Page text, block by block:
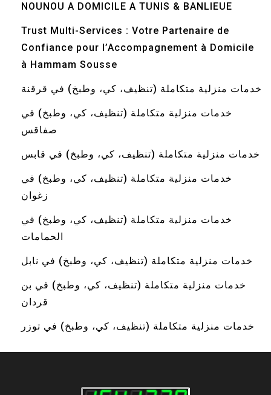
NOUNOU A DOMICILE A TUNIS & BANLIEUE
Trust Multi-Services : Votre Partenaire de
Confiance pour l’Accompagnement à Domicile
à Hammam Sousse
خدمات منزلية متكاملة (تنظيف، كي، وطبخ) في قرقنة
خدمات منزلية متكاملة (تنظيف، كي، وطبخ) في
صفاقس
خدمات منزلية متكاملة (تنظيف، كي، وطبخ) في قابس
خدمات منزلية متكاملة (تنظيف، كي، وطبخ) في
زغوان
خدمات منزلية متكاملة (تنظيف، كي، وطبخ) في
الحمامات
خدمات منزلية متكاملة (تنظيف، كي، وطبخ) في نابل
خدمات منزلية متكاملة (تنظيف، كي، وطبخ) في بن
قردان
خدمات منزلية متكاملة (تنظيف، كي، وطبخ) في توزر